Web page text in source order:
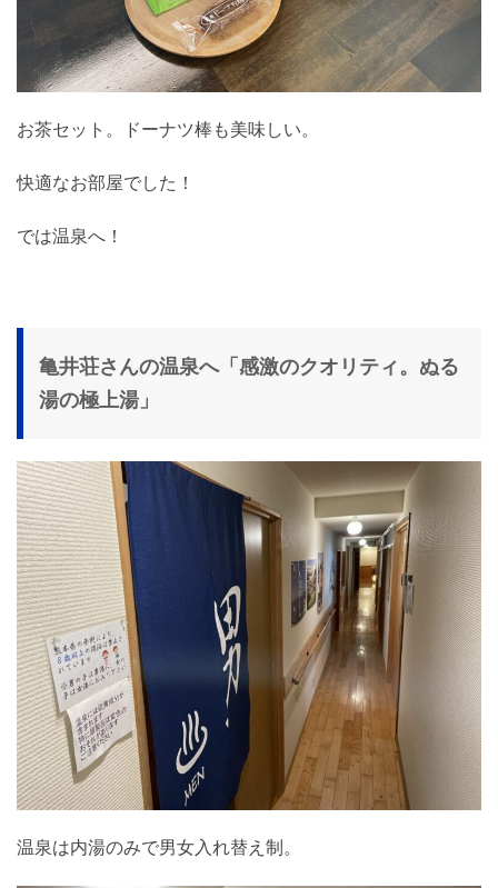
お茶セット。ドーナツ棒も美味しい。
快適なお部屋でした！
では温泉へ！
亀井荘さんの温泉へ「感激のクオリティ。ぬる
湯の極上湯」
温泉は内湯のみで男女入れ替え制。